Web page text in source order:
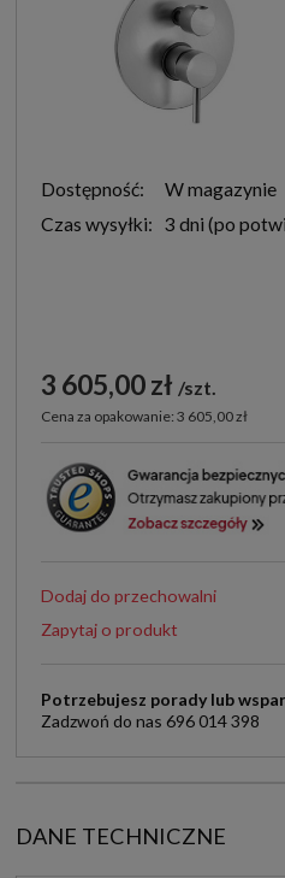
Dostępność:
W magazynie
Czas wysyłki: 3 dni
3 605,00 zł szt.
Cena za opakowanie: 3 605,00 zł
Dodaj do przechowalni
Zapytaj o produkt
Potrzebujesz porady lub
Zadzwoń do nas 696 014 398
DANE TECHNICZNE